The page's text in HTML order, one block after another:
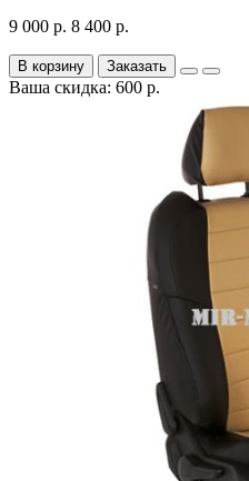
9 000 р. 8 400 р.
В корзину Заказать
Ваша скидка: 600 р.